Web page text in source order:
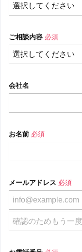
ご相談内容 必須
会社名
お名前 必須
メールアドレス 必須